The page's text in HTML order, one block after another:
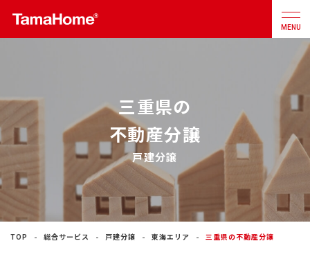
注文住宅
戸建分譲
リフォーム
MENU
三重県の
不動産分譲
戸建分譲
TOP 総合サービス 戸建分譲 東海エリア 三重県の不動産分譲